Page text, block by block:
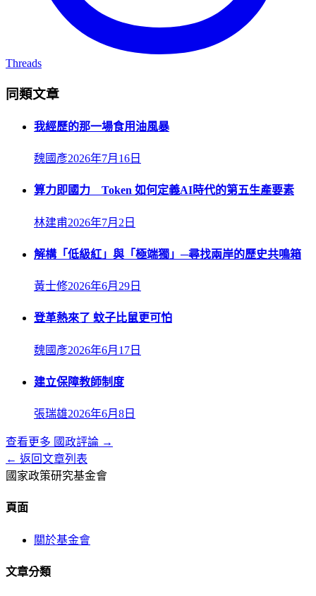
Threads
同類文章
我經歷的那一場食用油風暴
魏國彥2026年7月16日
算力即國力 Token 如何定義AI時代的第五生產要素
林建甫2026年7月2日
解構「低級紅」與「極端獨」─尋找兩岸的歷史共鳴箱
黃士修2026年6月29日
登革熱來了 蚊子比鼠更可怕
魏國彥2026年6月17日
建立保障教師制度
張瑞雄2026年6月8日
查看更多 國政評論 →
← 返回文章列表
國家政策研究基金會
頁面
關於基金會
文章分類